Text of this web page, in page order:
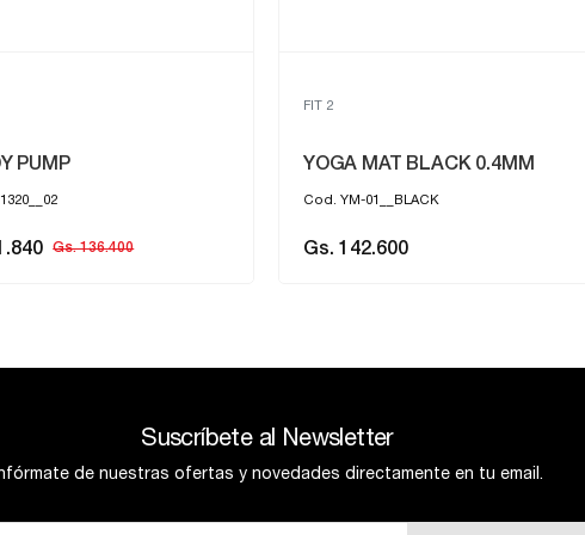
PUMP
Gs. 136.400
FIT 2
YOGA MAT BLACK 0.4MM
Cod. YM-01__BLACK
Gs. 142.600
Suscríbete al Newsletter
de nuestras ofertas y novedades directamente en tu email.